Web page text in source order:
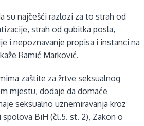
su najčešći razlozi za to strah od
strah od gubitka posla,
i nepoznavanje propisa i instanci na
Ramić Marković.
zaštite za žrtve seksualnog
mjestu, dodaje da domaće
seksualno uznemiravanja kroz
BiH (čl.5. st. 2), Zakon o